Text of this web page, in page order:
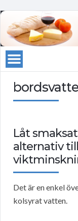
Låt
alternativ
Det är en enkel
kolsyrat vatten.